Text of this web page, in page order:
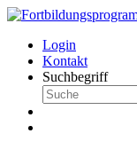
Login
Kontakt
Suchbegriff